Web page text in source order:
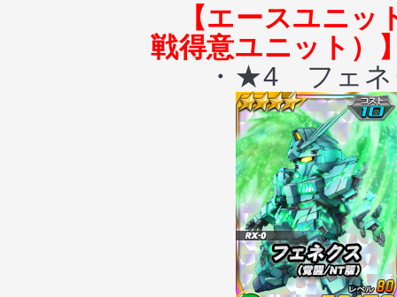
【エースユニ
戦得意ユニット）
・★4 フェネ